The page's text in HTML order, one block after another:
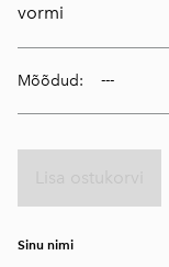
vormi
Mõõdud:
Sinu nimi